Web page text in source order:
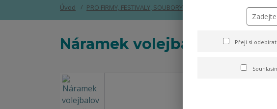
Úvod PRO FIRMY, FESTIVALY, SOUBORY Náramek volejbalový míč
Náramek volejbalový míč
Přeji si